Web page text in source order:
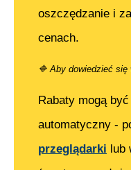
oszczędzanie i
cenach.
🔷 Aby dowiedzieć się
Rabaty mogą
automatyczny -
przeglądarki lub